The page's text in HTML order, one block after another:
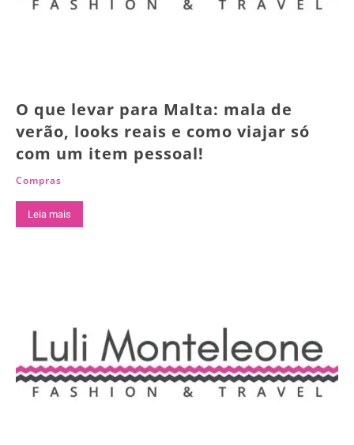
O que levar para Malta: mala de
verão, looks reais e como viajar só
com um item pessoal!
Compras
Leia mais